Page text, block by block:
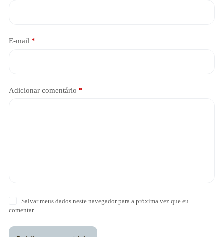
E-mail *
Adicionar comentário *
Salvar meus dados neste navegador para a próxima vez que eu
comentar.